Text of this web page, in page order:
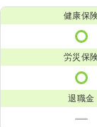
健康保
労災保
退職金